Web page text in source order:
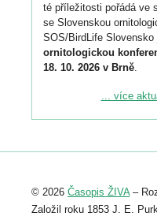
té příležitosti pořádá ve
se Slovenskou
SOS/BirdLife Slovensko
ornitologickou
18. 10. 2026 v Brně.
Podrobnější informace
Registrovat se můžete
abstraktu přihlášené
posteru je už 30. června.
... více
© 2026 Časopis ŽIVA–
Založil roku 1853 J. E.